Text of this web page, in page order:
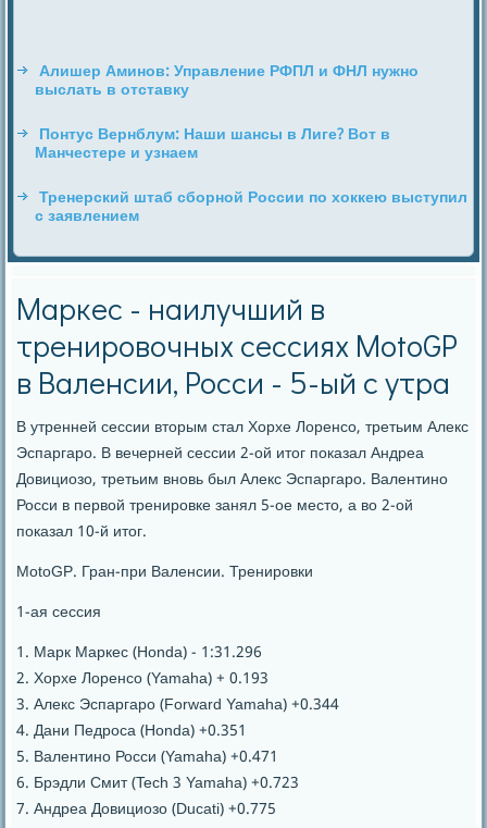
Алишер Аминов: Управление РФПЛ и ФНЛ нужно
выслать в отставку
Понтус Вернблум: Наши шансы в Лиге? Вот в
Манчестере и узнаем
Тренерский штаб сборной России по хоккею выступил
с заявлением
Маркес - наилучший в
тренировочных сессиях MotoGP
в Валенсии, Росси - 5-ый с утра
В утренней сессии вторым стал Хорхе Лоренсо, третьим Алекс
Эспаргаро. В вечерней сессии 2-ой итог показал Андреа
Довициозо, третьим вновь был Алекс Эспаргаро. Валентино
Росси в первой тренировке занял 5-ое место, а во 2-ой
показал 10-й итог.
MotoGP. Гран-при Валенсии. Тренировки
1-ая сессия
1. Марк Маркес (Honda) - 1:31.296
2. Хорхе Лоренсо (Yamaha) + 0.193
3. Алекс Эспаргаро (Forward Yamaha) +0.344
4. Дани Педроса (Honda) +0.351
5. Валентино Росси (Yamaha) +0.471
6. Брэдли Смит (Tech 3 Yamaha) +0.723
7. Андреа Довициозо (Ducati) +0.775